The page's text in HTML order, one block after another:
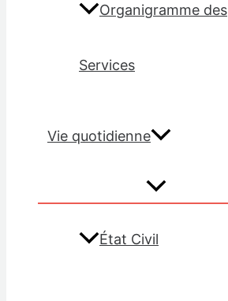
Organigramme des
Services
Vie quotidienne
État Civil